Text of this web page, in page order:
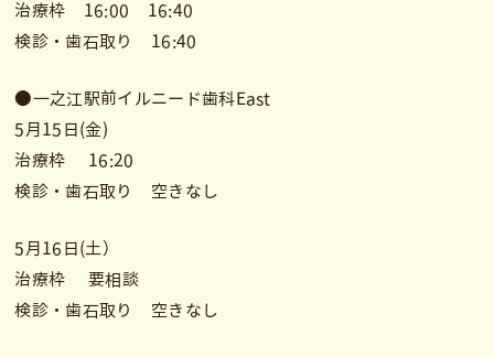
治療枠 16:00 16:40
検診・歯石取り 16:40
●一之江駅前イルニード歯科East
5月15日(金)
治療枠 16:20
検診・歯石取り 空きなし
5月16日(土）
治療枠 要相談
検診・歯石取り 空きなし